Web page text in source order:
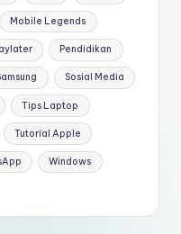
Mobile Legends
Pendidikan
Sosial Media
Tips Laptop
Tutorial Apple
Windows